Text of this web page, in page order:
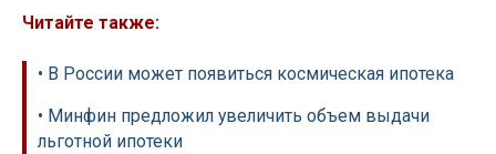
Читайте также:
• В России может появиться космическая ипотека
• Минфин предложил увеличить объем выдачи
льготной ипотеки